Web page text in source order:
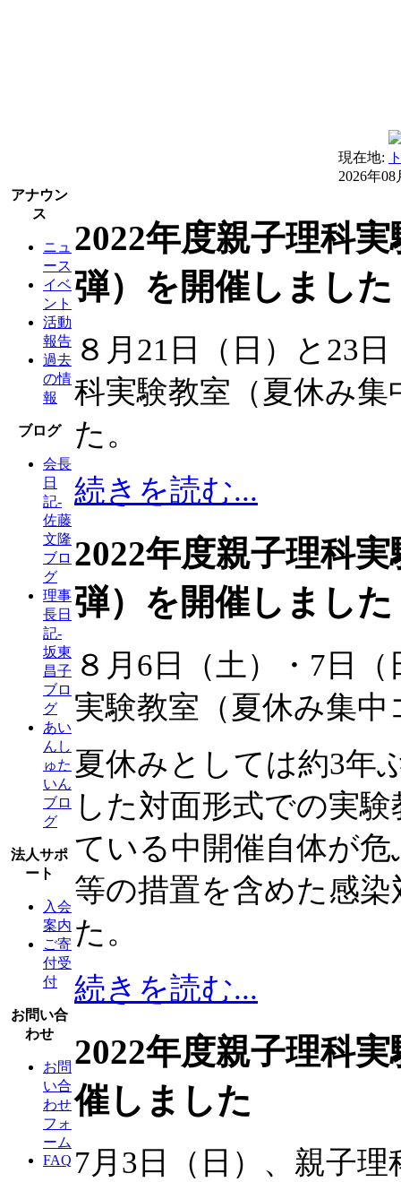
現在地:
2026年08
アナウン
ス
ニュ
ース
イベ
ント
活動
報告
過去
の情
報
ブログ
会長
日
記-
佐藤
文隆
ブロ
グ
理事
長日
記-
坂東
昌子
ブロ
グ
あい
んし
ゅた
いん
ブロ
グ
法人サポ
ート
入会
案内
ご寄
付受
付
お問い合
わせ
お問
い合
わせ
フォ
ーム
FAQ
2022年度親子理科
弾）を開催しました
８月21日（日）と23
科実験教室（夏休み
た。
続きを読む...
2022年度親子理科
弾）を開催しました
８月6日（土）・7日
実験教室（夏休み集
夏休みとしては約3年
した対面形式での実
ている中開催自体が
等の措置を含めた感
た。
続きを読む...
2022年度親子理科
催しました
7月3日（日）、親子